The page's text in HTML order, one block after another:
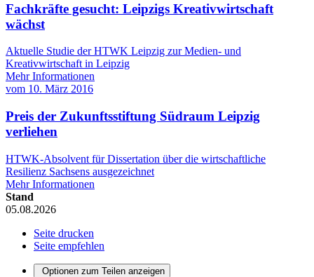
Fachkräfte gesucht: Leipzigs Kreativwirtschaft
wächst
Aktuelle Studie der HTWK Leipzig zur Medien- und
Kreativwirtschaft in Leipzig
Mehr Informationen
vom 10. März 2016
Preis der Zukunftsstiftung Südraum Leipzig
verliehen
HTWK-Absolvent für Dissertation über die wirtschaftliche
Resilienz Sachsens ausgezeichnet
Mehr Informationen
Stand
05.08.2026
Seite drucken
Seite empfehlen
Optionen zum Teilen anzeigen